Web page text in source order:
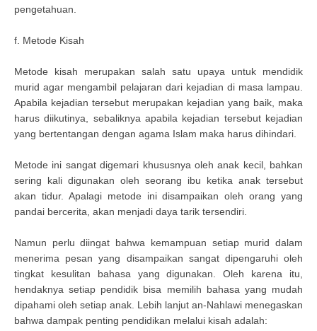
pengetahuan.
f. Metode Kisah
Metode kisah merupakan salah satu upaya untuk mendidik
murid agar mengambil pelajaran dari kejadian di masa lampau.
Apabila kejadian tersebut merupakan kejadian yang baik, maka
harus diikutinya, sebaliknya apabila kejadian tersebut kejadian
yang bertentangan dengan agama Islam maka harus dihindari.
Metode ini sangat digemari khususnya oleh anak kecil, bahkan
sering kali digunakan oleh seorang ibu ketika anak tersebut
akan tidur. Apalagi metode ini disampaikan oleh orang yang
pandai bercerita, akan menjadi daya tarik tersendiri.
Namun perlu diingat bahwa kemampuan setiap murid dalam
menerima pesan yang disampaikan sangat dipengaruhi oleh
tingkat kesulitan bahasa yang digunakan. Oleh karena itu,
hendaknya setiap pendidik bisa memilih bahasa yang mudah
dipahami oleh setiap anak. Lebih lanjut an-Nahlawi menegaskan
bahwa dampak penting pendidikan melalui kisah adalah: